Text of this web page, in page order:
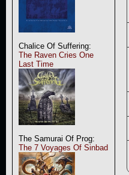
Chalice Of Suffering:
The Raven Cries One
Last Time
The Samurai Of Prog:
The 7 Voyages Of Sinbad